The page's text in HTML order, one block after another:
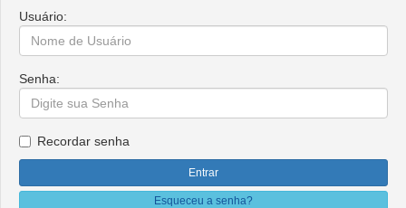
Usuário:
Senha:
Recordar senha
Esqueceu a senha?